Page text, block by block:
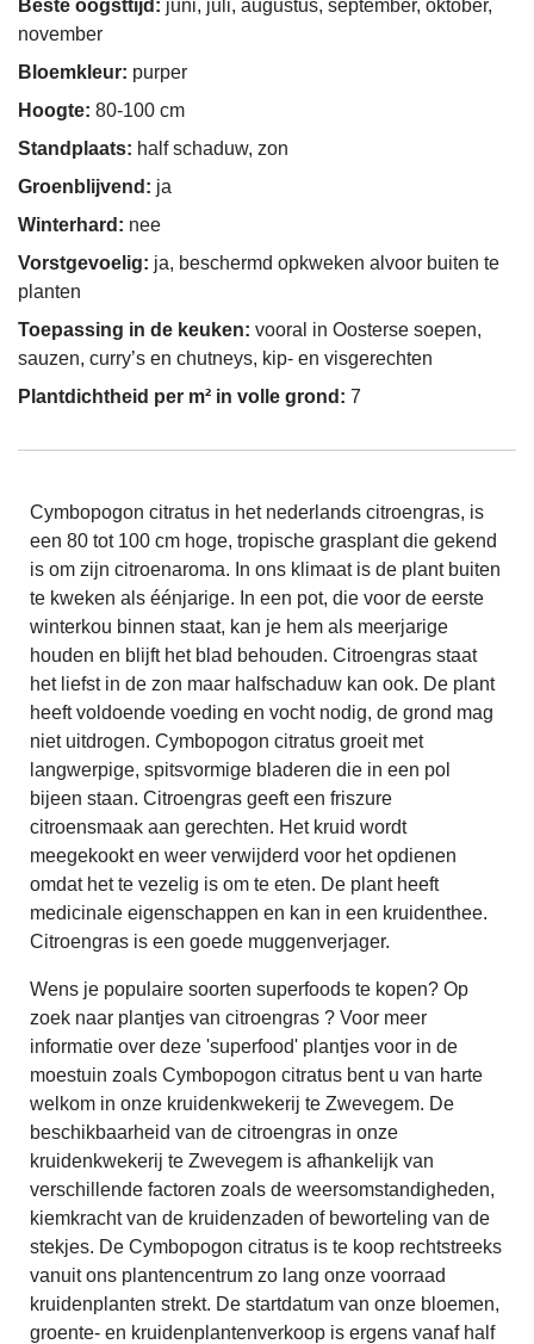
Beste oogsttijd: juni, juli, augustus, september, oktober,
november
Bloemkleur: purper
Hoogte: 80-100 cm
Standplaats: half schaduw, zon
Groenblijvend: ja
Winterhard: nee
Vorstgevoelig: ja, beschermd opkweken alvoor buiten te
planten
Toepassing in de keuken: vooral in Oosterse soepen,
sauzen, curry’s en chutneys, kip- en visgerechten
Plantdichtheid per m² in volle grond: 7
Cymbopogon citratus in het nederlands citroengras, is
een 80 tot 100 cm hoge, tropische grasplant die gekend
is om zijn citroenaroma. In ons klimaat is de plant buiten
te kweken als éénjarige. In een pot, die voor de eerste
winterkou binnen staat, kan je hem als meerjarige
houden en blijft het blad behouden. Citroengras staat
het liefst in de zon maar halfschaduw kan ook. De plant
heeft voldoende voeding en vocht nodig, de grond mag
niet uitdrogen. Cymbopogon citratus groeit met
langwerpige, spitsvormige bladeren die in een pol
bijeen staan. Citroengras geeft een friszure
citroensmaak aan gerechten. Het kruid wordt
meegekookt en weer verwijderd voor het opdienen
omdat het te vezelig is om te eten. De plant heeft
medicinale eigenschappen en kan in een kruidenthee.
Citroengras is een goede muggenverjager.
Wens je populaire soorten superfoods te kopen? Op
zoek naar plantjes van citroengras ? Voor meer
informatie over deze 'superfood' plantjes voor in de
moestuin zoals Cymbopogon citratus bent u van harte
welkom in onze kruidenkwekerij te Zwevegem. De
beschikbaarheid van de citroengras in onze
kruidenkwekerij te Zwevegem is afhankelijk van
verschillende factoren zoals de weersomstandigheden,
kiemkracht van de kruidenzaden of beworteling van de
stekjes. De Cymbopogon citratus is te koop rechtstreeks
vanuit ons plantencentrum zo lang onze voorraad
kruidenplanten strekt. De startdatum van onze bloemen,
groente- en kruidenplantenverkoop is ergens vanaf half